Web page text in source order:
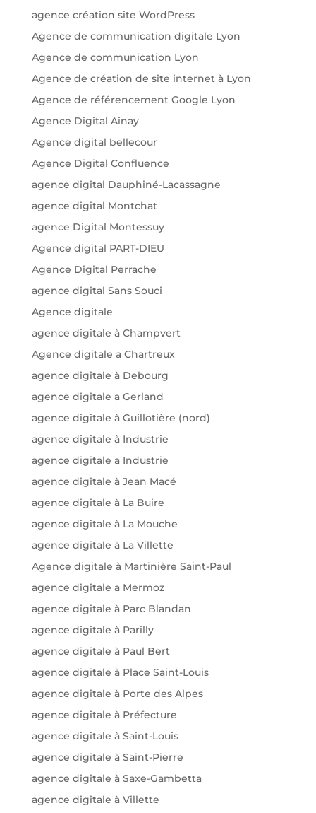
agence création site WordPress
Agence de communication digitale Lyon
Agence de communication Lyon
Agence de création de site internet à Lyon
Agence de référencement Google Lyon
Agence Digital Ainay
Agence digital bellecour
Agence Digital Confluence
agence digital Dauphiné-Lacassagne
agence digital Montchat
agence Digital Montessuy
Agence digital PART-DIEU
Agence Digital Perrache
agence digital Sans Souci
Agence digitale
agence digitale à Champvert
Agence digitale a Chartreux
agence digitale à Debourg
agence digitale a Gerland
agence digitale à Guillotière (nord)
agence digitale à Industrie
agence digitale a Industrie
agence digitale à Jean Macé
agence digitale à La Buire
agence digitale à La Mouche
agence digitale à La Villette
Agence digitale à Martinière Saint-Paul
agence digitale a Mermoz
agence digitale à Parc Blandan
agence digitale à Parilly
agence digitale à Paul Bert
agence digitale à Place Saint-Louis
agence digitale à Porte des Alpes
agence digitale à Préfecture
agence digitale à Saint-Louis
agence digitale à Saint-Pierre
agence digitale à Saxe-Gambetta
agence digitale à Villette